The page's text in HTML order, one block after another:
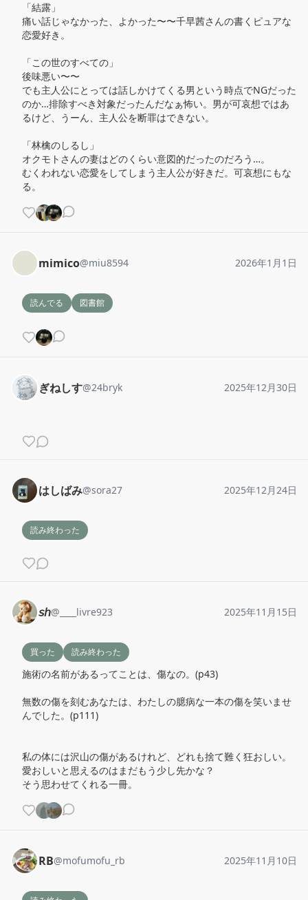
「結露」
痛い話じゃなかった、よかった〜〜千早茜さんの書くピュアな
恋愛好き。
「この世のすべての」
後味悪い〜〜
でも主人公にとっては話しかけてくる男という時点でNGだった
のか…排除すべき対象だったんだなぁ怖い。男が可哀想ではあ
るけど、うーん、主人公を断罪はできない。
「林檎のしるし」
オクモトさんの妻はどのくらい意図的だったのだろう…。
むくわれない恋愛をしてしまう主人公が好きだ。可哀想にもな
る。
mimico@miu8594 2026年1月1日
読んでる 図書館
ぎねしす@24bryk 2025年12月30日
はしばみ@sora27 2025年12月24日
読み終わった
𝘴𝘩@ ____livre923 2025年11月15日
買った 読み終わった
施術の名前があるってことは、傷なの。(p43)
無数の傷を刻むあなたは、わたしの臆病な一本の傷を笑いませ
んでした。(p111)
私の体には沢山の傷があるけれど、どれも捨て難く狂おしい。
愛おしいと思えるのはまだもう少し先かな？
そう思わせてくれる一冊。
RB@mofumofu_rb 2025年11月10日